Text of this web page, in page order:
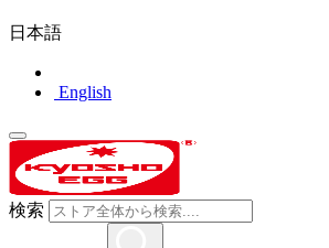
日本語
English
検索